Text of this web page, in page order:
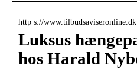
http s://
Luksus
hos Harald